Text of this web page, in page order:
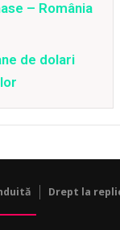
– România
de dolari
Drept la